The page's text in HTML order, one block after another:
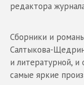
редактора
Сборники и
Салтыкова-
и литературной,
самые яркие